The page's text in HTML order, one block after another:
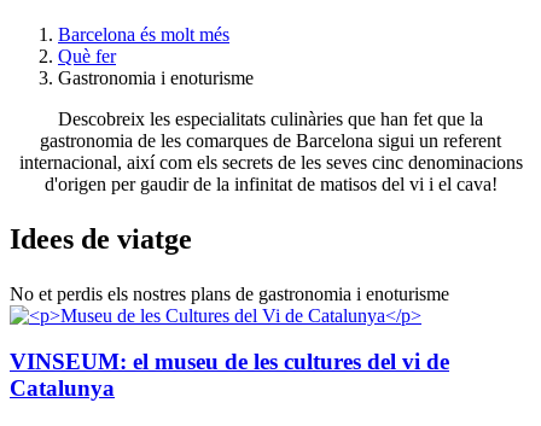
Barcelona és molt més
Què fer
Gastronomia i enoturisme
Descobreix les especialitats culinàries que han fet que la
gastronomia de les comarques de Barcelona sigui un referent
internacional, així com els secrets de les seves cinc denominacions
d'origen per gaudir de la infinitat de matisos del vi i el cava!
Idees de viatge
No et perdis els nostres plans de gastronomia i enoturisme
VINSEUM: el museu de les cultures del vi de
Catalunya